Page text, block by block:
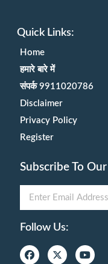
Quick Links:
Home
हमारे बारे में
संपर्क 9911020786
Disclaimer
Privacy Policy
Register
Subscribe To
Follow Us: